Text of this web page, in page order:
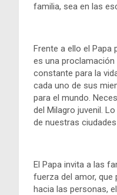
familia, sea en las
Frente a ello el
es una proclamación
constante para la
cada uno de sus
para el mundo.
del Milagro juvenil.
de nuestras ciudades
El Papa invita a las
fuerza del amor, que
hacia las personas,